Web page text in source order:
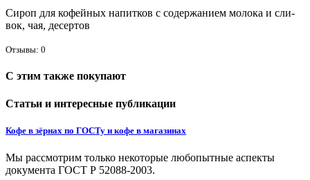
Си­роп для ко­фей­ных на­пит­ков с со­дер­жа­ни­ем мо­ло­ка и сли­
вок, чая, де­сер­тов
Отзывы: 0
С этим также покупают
Статьи и интересные публикации
Кофе в зёрнах по ГОСТу и кофе в магазинах
Мы рассмотрим только некоторые любопытные аспекты
документа ГОСТ Р 52088-2003.